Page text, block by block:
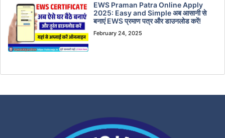
EWS Praman Patra Online Apply
2025: Easy and Simple अब आसानी से
बनाएं EWS प्रमाण पत्र और डाउनलोड करें!
February 24, 2025